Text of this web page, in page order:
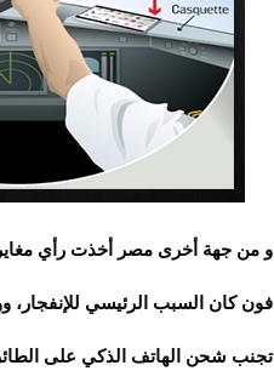
و من جهة أخرى مصر أخذت رأي
فون كان السبب الرئيسي للإنفجار،
تجنب شحن الهاتف الذكي على